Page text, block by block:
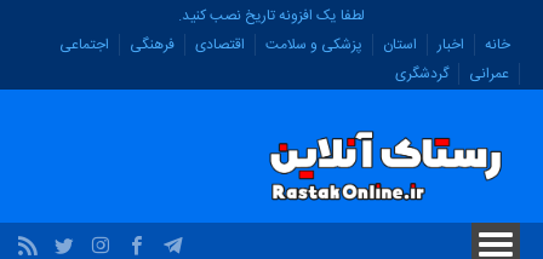
لطفا یک افزونه تاریخ نصب کنید.
خانه
اخبار استان پزشکی و سلامت اقتصادی فرهنگی
اجتماعی
عمرانی
گردشگری